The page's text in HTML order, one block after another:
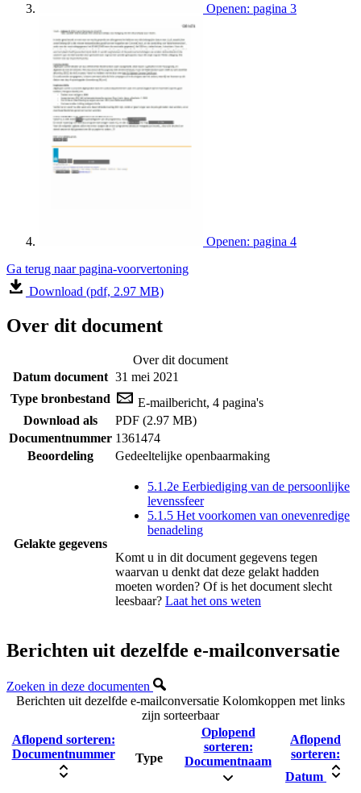
Openen: pagina 3
Openen: pagina 4
Ga terug naar pagina-voorvertoning
Download (pdf, 2.97 MB)
Over dit document
Over dit document
Datum document 31 mei 2021
Type bronbestand
E-mailbericht, 4 pagina's
Download als
PDF (2.97 MB)
Documentnummer 1361474
Beoordeling
Gedeeltelijke openbaarmaking
Gelakte gegevens
5.1.2e Eerbiediging van de persoonlijke
levenssfeer
5.1.5 Het voorkomen van onevenredige
benadeling
Komt u in dit document gegevens tegen
waarvan u denkt dat deze gelakt hadden
moeten worden? Of is het document slecht
leesbaar? Laat het ons weten
Berichten uit dezelfde e-mailconversatie
Zoeken in deze documenten
Berichten uit dezelfde e-mailconversatie Kolomkoppen met links
zijn sorteerbaar
Aflopend sorteren:
Documentnummer
Type
Oplopend
sorteren:
Documentnaam
Aflopend
sorteren:
Datum